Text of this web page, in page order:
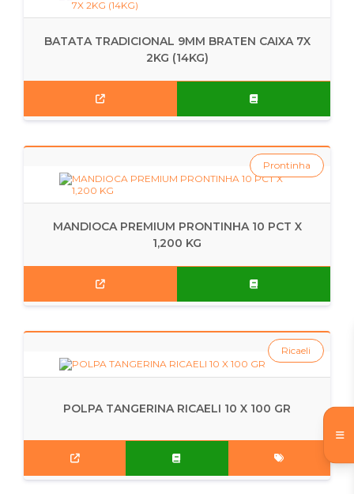
BATATA TRADICIONAL 9MM BRATEN CAIXA 7X
2KG (14KG)
MANDIOCA PREMIUM PRONTINHA 10 PCT X
1,200 KG
Prontinha
POLPA TANGERINA RICAELI 10 X 100 GR
Ricaeli